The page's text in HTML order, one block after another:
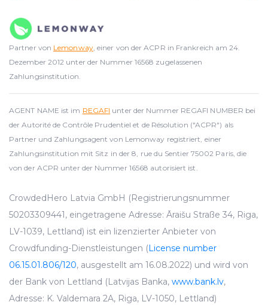
Partner von Lemonway, einer von der ACPR in Frankreich am 24.
Dezember 2012 unter der Nummer 16568 zugelassenen
Zahlungsinstitution.
AGENT NAME ist im REGAFI unter der Nummer REGAFI NUMBER bei
der Autorité de Contrôle Prudentiel et de Résolution ("ACPR") als
Partner und Zahlungsagent von Lemonway registriert, einer
Zahlungsinstitution mit Sitz in der 8, rue du Sentier 75002 Paris, die
von der ACPR unter der Nummer 16568 autorisiert ist.
CrowdedHero Latvia GmbH (Registrierungsnummer
50203309441, eingetragene Adresse: Āraišu Straße 34, Riga,
LV-1039, Lettland) ist ein lizenzierter Anbieter von
Crowdfunding-Dienstleistungen (License number
06.15.01.806/120, ausgestellt am 16.08.2022) und wird von
der Bank von Lettland (Latvijas Banka, www.bank.lv,
Adresse: K. Valdemara 2A, Riga, LV-1050, Lettland)